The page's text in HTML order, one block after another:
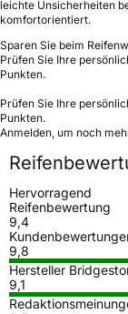
leichte Unsicherheiten
komfortorientiert.
Sparen Sie beim
Prüfen Sie Ihre
Punkten.
Prüfen Sie Ihre
Punkten.
Anmelden, um noch
Hervorragend
Reifenbewertung
9,4
9,8
Hersteller
9,1